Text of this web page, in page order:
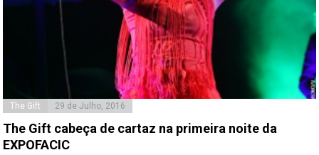
The Gift 29 de Julho, 2016
The Gift cabeça de cartaz na primeira noite da
EXPOFACIC